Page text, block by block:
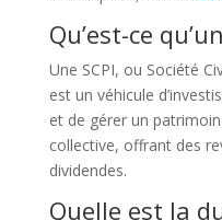
Qu’est-ce
Une SCPI, ou Société
est un véhicule
et de gérer un
collective, offrant des
dividendes.
Quelle est la